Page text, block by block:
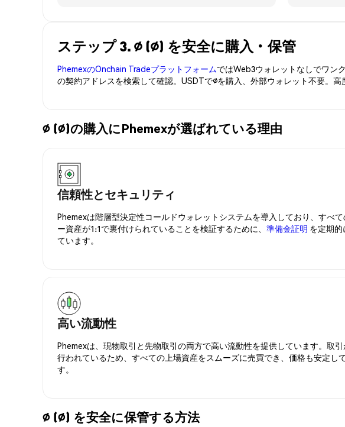
ステップ 3. ∅ (∅) を安全に購入・保管
PhemexのOnchain TradeプラットフォームではWeb3ウォレットなしでワン
の契約アドレスを検索して確認。USDTで∅を購入、外部ウォレット不要。
∅ (∅)の購入にPhemexが選ばれている理由
信頼性とセキュリティ
Phemexは階層型決定性コールドウォレットシステムを導入しており、すべ
ー資産が1:1で裏付けられていることを検証するために、 準備金証明 を定期的
ています。
高い流動性
Phemexは、現物取引と先物取引の両方で高い流動性を提供しています。取引
行われているため、すべての上場資産をスムーズに売買でき、価格も安定し
す。
∅ (∅) を安全に保管する方法